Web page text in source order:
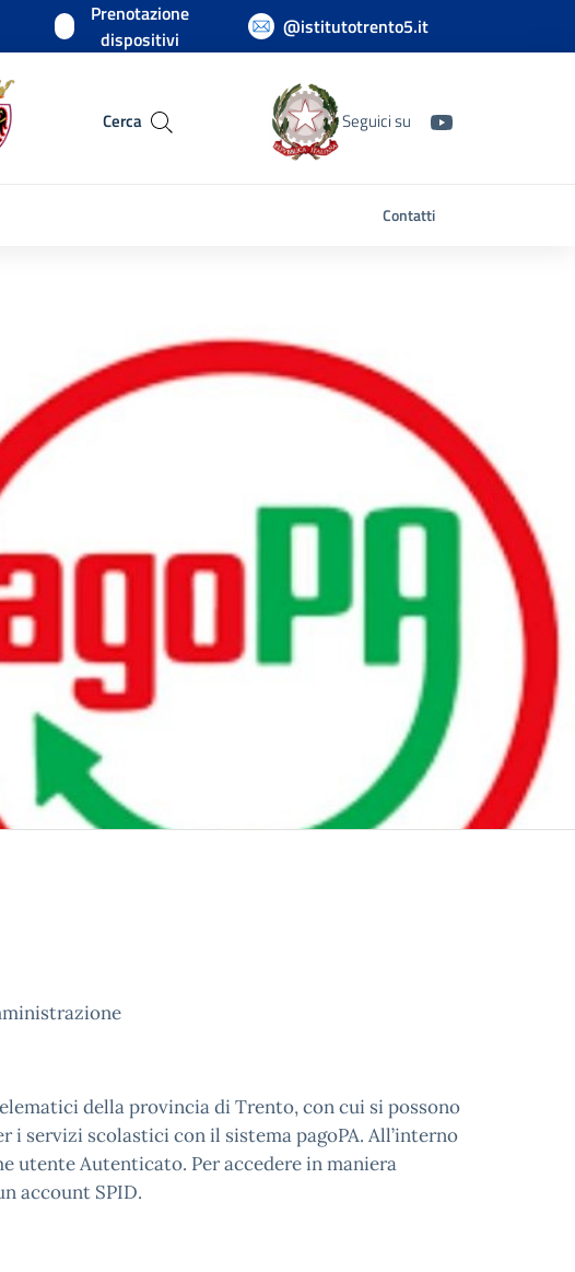
Prenotazione
dispositivi
@istitutotrento5.it
Cerca Seguici su
Contatti
della provincia di Trento, con cui si possono
servizi scolastici con il sistema pagoPA. All’interno
utente Autenticato. Per accedere in maniera
account SPID.